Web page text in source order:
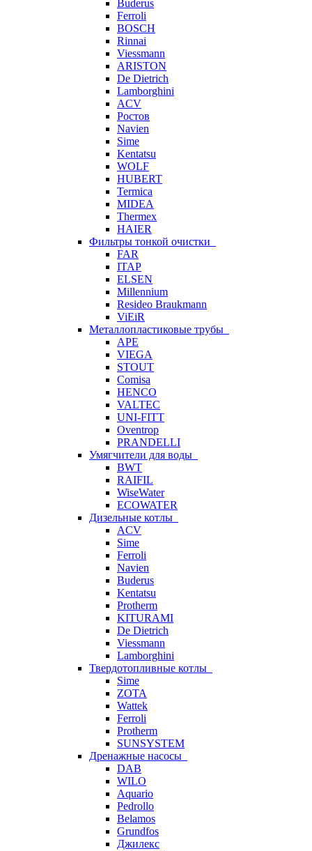
Buderus
Ferroli
BOSCH
Rinnai
Viessmann
ARISTON
De Dietrich
Lamborghini
ACV
Ростов
Navien
Sime
Kentatsu
WOLF
HUBERT
Termica
MIDEA
Thermex
HAIER
Фильтры тонкой очистки
FAR
ITAP
ELSEN
Millennium
Resideo Braukmann
ViEiR
Металлопластиковые трубы
APE
VIEGA
STOUT
Comisa
HENCO
VALTEC
UNI-FITT
Oventrop
PRANDELLI
Умягчители для воды
BWT
RAIFIL
WiseWater
ECOWATER
Дизельные котлы
ACV
Sime
Ferroli
Navien
Buderus
Kentatsu
Protherm
KITURAMI
De Dietrich
Viessmann
Lamborghini
Твердотопливные котлы
Sime
ZOTA
Wattek
Ferroli
Protherm
SUNSYSTEM
Дренажные насосы
DAB
WILO
Aquario
Pedrollo
Belamos
Grundfos
Джилекс